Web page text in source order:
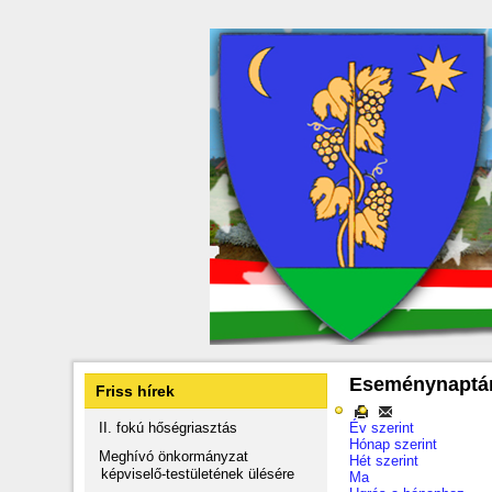
Friss hírek
II. fokú hőségriasztás
Meghívó önkormányzat
képviselő-testületének ülésére
Év szerint
Hónap szerint
Hét szerint
Ma